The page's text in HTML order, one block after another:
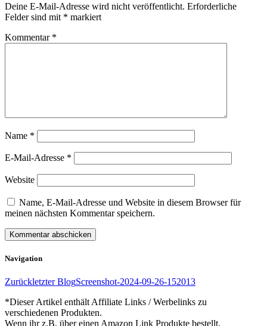
Deine E-Mail-Adresse wird nicht veröffentlicht. Erforderliche
Felder sind mit * markiert
Kommentar *
Name *
E-Mail-Adresse *
Website
Name, E-Mail-Adresse und Website in diesem Browser für
meinen nächsten Kommentar speichern.
Navigation
Zurückletzter BlogScreenshot-2024-09-26-152013
*Dieser Artikel enthält Affiliate Links / Werbelinks zu
verschiedenen Produkten.
Wenn ihr z.B. über einen Amazon Link Produkte bestellt,